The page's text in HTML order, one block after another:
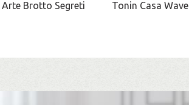
Arte Brotto Segreti Tonin Casa Wave